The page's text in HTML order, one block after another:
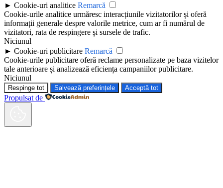
► Cookie-uri analitice Remarcă
Cookie-urile analitice urmăresc interacțiunile vizitatorilor și oferă
informații generale despre valorile metrice, cum ar fi numărul de
vizitatori, rata de respingere și sursele de trafic.
Niciunul
► Cookie-uri publicitare Remarcă
Cookie-urile publicitare oferă reclame personalizate pe baza vizitelor
tale anterioare și analizează eficiența campaniilor publicitare.
Niciunul
Respinge tot Salvează preferințele Acceptă tot
Propulsat de